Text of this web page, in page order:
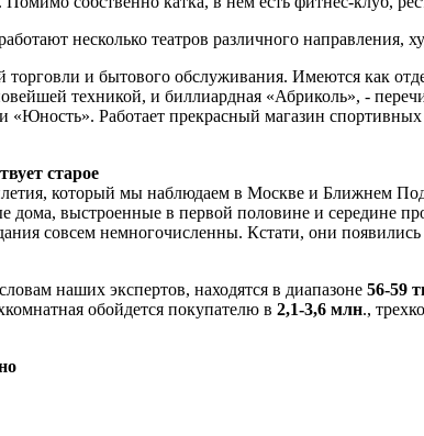
несколько театров различного
торговли и бытового обслуживания. Имеются как
техникой, и биллиардная «Абриколь», -
«Юность». Работает прекрасный магазин
старое
который мы наблюдаем в Москве и Ближнем
дома, выстроенные в первой половине и середине
совсем немногочисленны. Кстати, они появились
наших экспертов, находятся в диапазоне 56-59
обойдется покупателю в 2,1-3,6 млн.,